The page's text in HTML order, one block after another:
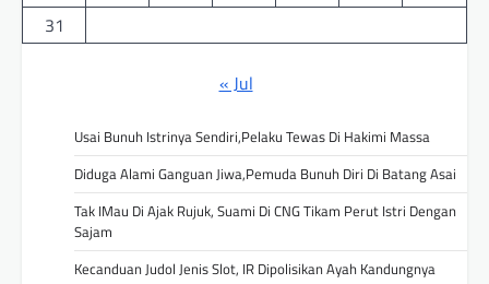
31
« Jul
Usai Bunuh Istrinya Sendiri,Pelaku Tewas Di Hakimi Massa
Diduga Alami Ganguan Jiwa,Pemuda Bunuh Diri Di Batang Asai
Tak IMau Di Ajak Rujuk, Suami Di CNG Tikam Perut Istri Dengan
Sajam
Kecanduan Judol Jenis Slot, IR Dipolisikan Ayah Kandungnya